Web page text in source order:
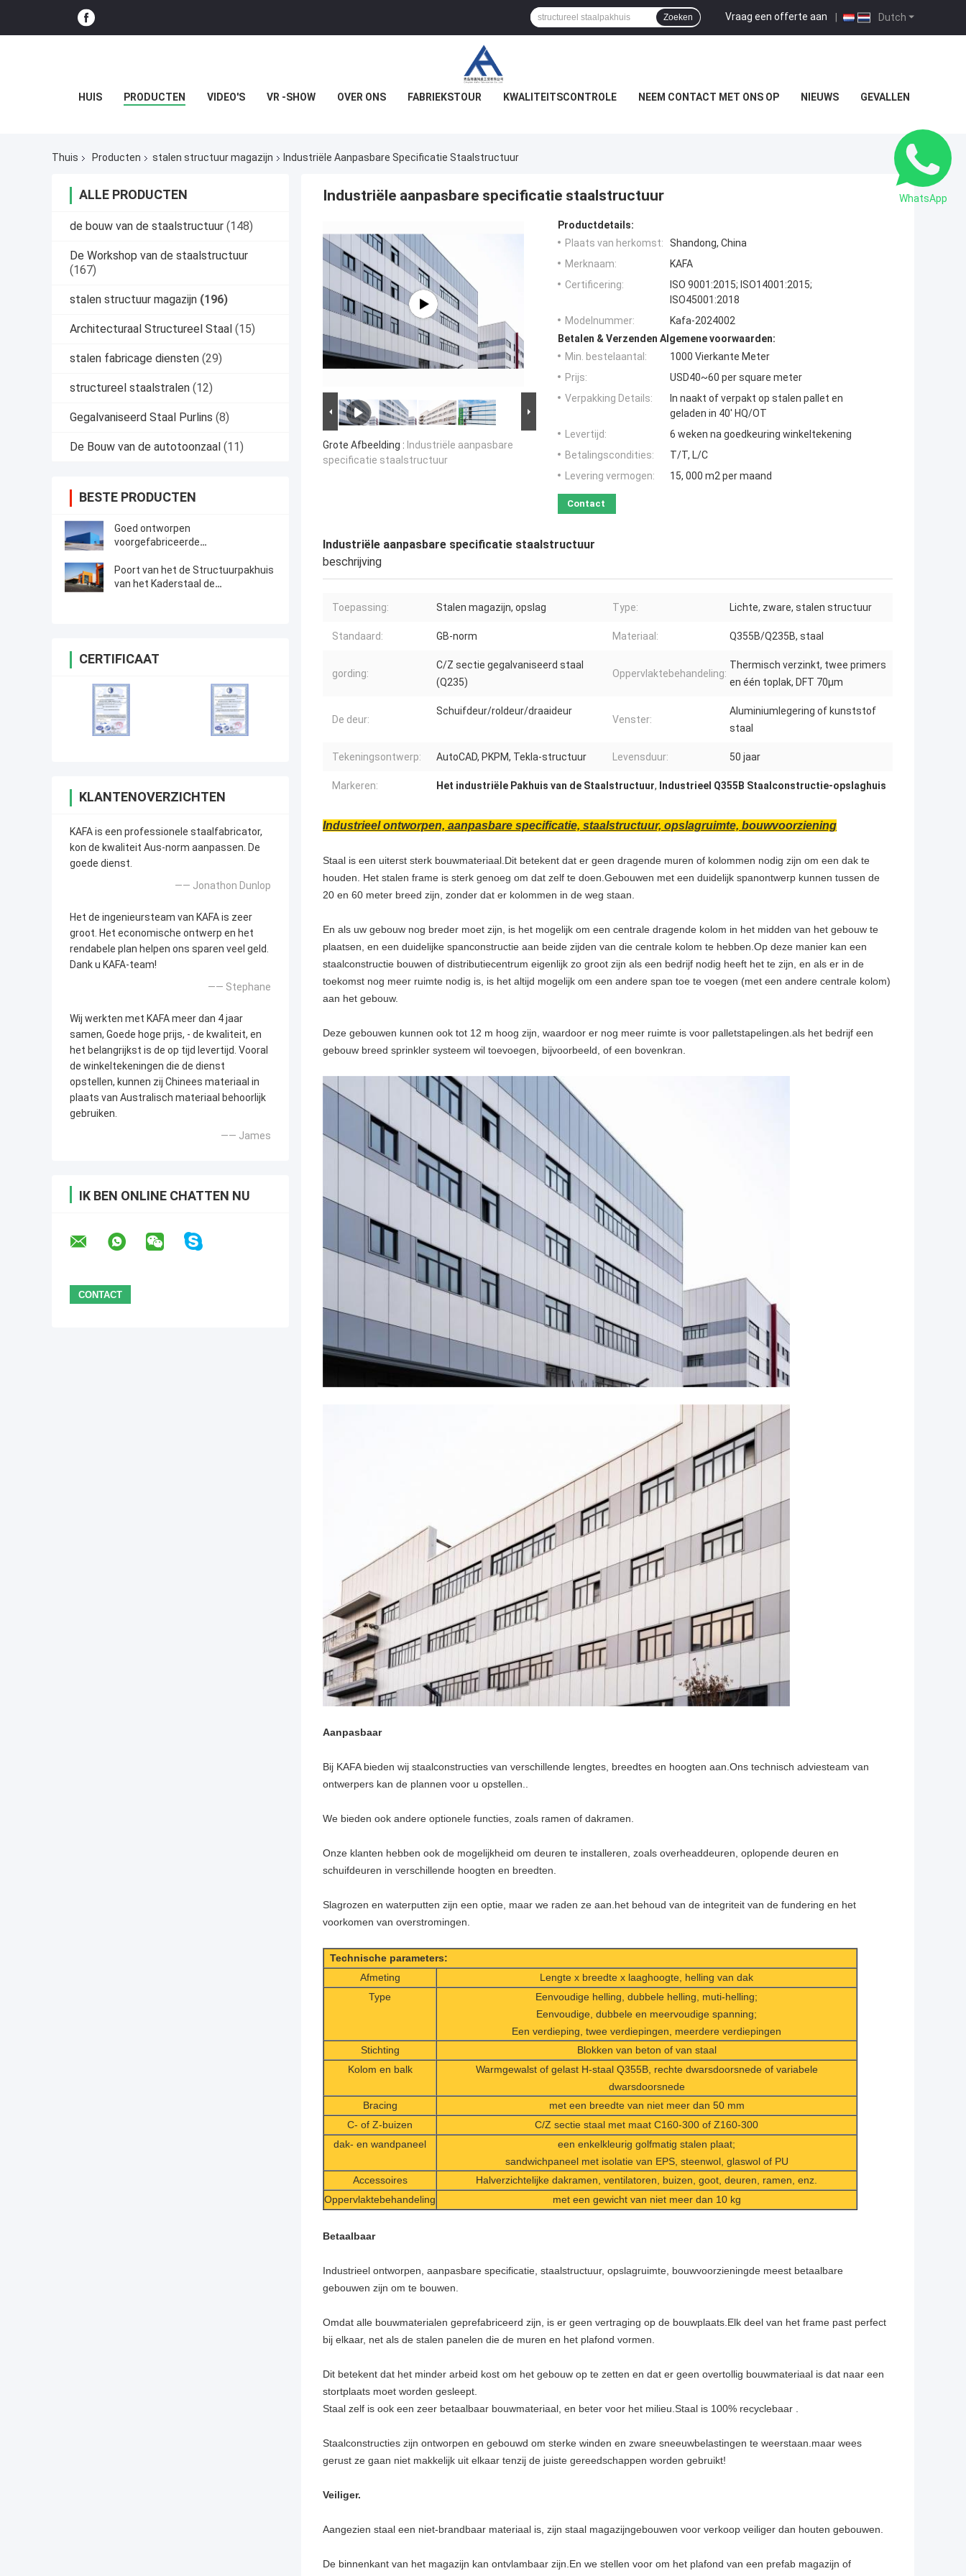
Dutch
Vraag een offerte aan |
Zoeken
HUIS PRODUCTEN VIDEO'S VR -SHOW OVER ONS FABRIEKSTOUR KWALITEITSCONTROLE NEEM CONTACT MET ONS OP NIEUWS GEVALLEN
Thuis Producten stalen structuur magazijn Industriële Aanpasbare Specificatie Staalstructuur
ALLE PRODUCTEN
de bouw van de staalstructuur (148)
De Workshop van de staalstructuur
(167)
stalen structuur magazijn (196)
Architecturaal Structureel Staal (15)
stalen fabricage diensten (29)
structureel staalstralen (12)
Gegalvaniseerd Staal Purlins (8)
De Bouw van de autotoonzaal (11)
BESTE PRODUCTEN
Goed ontworpen
voorgefabriceerde
Poort van het de Structuurpakhuis
van het Kaderstaal de
CERTIFICAAT
KLANTENOVERZICHTEN
KAFA is een professionele staalfabricator,
kon de kwaliteit Aus-norm aanpassen. De
goede dienst.
—— Jonathon Dunlop
Het de ingenieursteam van KAFA is zeer
groot. Het economische ontwerp en het
rendabele plan helpen ons sparen veel geld.
Dank u KAFA-team!
—— Stephane
Wij werkten met KAFA meer dan 4 jaar
samen, Goede hoge prijs, - de kwaliteit, en
het belangrijkst is de op tijd levertijd. Vooral
de winkeltekeningen die de dienst
opstellen, kunnen zij Chinees materiaal in
plaats van Australisch materiaal behoorlijk
gebruiken.
—— James
IK BEN ONLINE CHATTEN NU
Industriële aanpasbare specificatie staalstructuur
Grote Afbeelding : Industriële aanpasbare
specificatie staalstructuur
Productdetails:
Plaats van herkomst:
Shandong, China
Merknaam:
KAFA
Certificering:
ISO 9001:2015; ISO14001:2015;
ISO45001:2018
Modelnummer:
Kafa-2024002
Betalen & Verzenden Algemene voorwaarden:
Min. bestelaantal:
1000 Vierkante Meter
Prijs:
USD40~60 per square meter
Verpakking Details:
In naakt of verpakt op stalen pallet en
geladen in 40' HQ/OT
Levertijd:
6 weken na goedkeuring winkeltekening
Betalingscondities:
T/T, L/C
Levering vermogen:
15, 000 m2 per maand
Contact
Industriële aanpasbare specificatie staalstructuur
beschrijving
Toepassing: Stalen magazijn, opslag Type: Lichte, zware, stalen structuur
Standaard: GB-norm Materiaal: Q355B/Q235B, staal
gording:
C/Z sectie gegalvaniseerd staal
(Q235)
Oppervlaktebehandeling:
Thermisch verzinkt, twee primers
en één toplak, DFT 70μm
De deur:
Schuifdeur/roldeur/draaideur
Venster:
Aluminiumlegering of kunststof
staal
Tekeningsontwerp: AutoCAD, PKPM, Tekla-structuur Levensduur: 50 jaar
Markeren: Het industriële Pakhuis van de Staalstructuur, Industrieel Q355B Staalconstructie-opslaghuis
Industrieel ontworpen, aanpasbare specificatie, staalstructuur, opslagruimte, bouwvoorziening
Staal is een uiterst sterk bouwmateriaal.Dit betekent dat er geen dragende muren of kolommen nodig zijn om een dak te
houden. Het stalen frame is sterk genoeg om dat zelf te doen.Gebouwen met een duidelijk spanontwerp kunnen tussen de
20 en 60 meter breed zijn, zonder dat er kolommen in de weg staan.
En als uw gebouw nog breder moet zijn, is het mogelijk om een centrale dragende kolom in het midden van het gebouw te
plaatsen, en een duidelijke spanconstructie aan beide zijden van die centrale kolom te hebben.Op deze manier kan een
staalconstructie bouwen of distributiecentrum eigenlijk zo groot zijn als een bedrijf nodig heeft het te zijn, en als er in de
toekomst nog meer ruimte nodig is, is het altijd mogelijk om een andere span toe te voegen (met een andere centrale kolom)
aan het gebouw.
Deze gebouwen kunnen ook tot 12 m hoog zijn, waardoor er nog meer ruimte is voor palletstapelingen.als het bedrijf een
gebouw breed sprinkler systeem wil toevoegen, bijvoorbeeld, of een bovenkran.
Aanpasbaar
Bij KAFA bieden wij staalconstructies van verschillende lengtes, breedtes en hoogten aan.Ons technisch adviesteam van
ontwerpers kan de plannen voor u opstellen..
We bieden ook andere optionele functies, zoals ramen of dakramen.
Onze klanten hebben ook de mogelijkheid om deuren te installeren, zoals overheaddeuren, oplopende deuren en
schuifdeuren in verschillende hoogten en breedten.
Slagrozen en waterputten zijn een optie, maar we raden ze aan.het behoud van de integriteit van de fundering en het
voorkomen van overstromingen.
Technische parameters:
Afmeting
Lengte x breedte x laaghoogte, helling van dak
Type
Eenvoudige helling, dubbele helling, muti-helling;
Eenvoudige, dubbele en meervoudige spanning;
Een verdieping, twee verdiepingen, meerdere verdiepingen
Stichting
Blokken van beton of van staal
Kolom en balk
Warmgewalst of gelast H-staal Q355B, rechte dwarsdoorsnede of variabele
dwarsdoorsnede
Bracing
met een breedte van niet meer dan 50 mm
C- of Z-buizen
C/Z sectie staal met maat C160-300 of Z160-300
dak- en wandpaneel
een enkelkleurig golfmatig stalen plaat;
sandwichpaneel met isolatie van EPS, steenwol, glaswol of PU
Accessoires
Halverzichtelijke dakramen, ventilatoren, buizen, goot, deuren, ramen, enz.
Oppervlaktebehandeling
met een gewicht van niet meer dan 10 kg
Betaalbaar
Industrieel ontworpen, aanpasbare specificatie, staalstructuur, opslagruimte, bouwvoorzieningde meest betaalbare
gebouwen zijn om te bouwen.
Omdat alle bouwmaterialen geprefabriceerd zijn, is er geen vertraging op de bouwplaats.Elk deel van het frame past perfect
bij elkaar, net als de stalen panelen die de muren en het plafond vormen.
Dit betekent dat het minder arbeid kost om het gebouw op te zetten en dat er geen overtollig bouwmateriaal is dat naar een
stortplaats moet worden gesleept.
Staal zelf is ook een zeer betaalbaar bouwmateriaal, en beter voor het milieu.Staal is 100% recyclebaar .
Staalconstructies zijn ontworpen en gebouwd om sterke winden en zware sneeuwbelastingen te weerstaan.maar wees
gerust ze gaan niet makkelijk uit elkaar tenzij de juiste gereedschappen worden gebruikt!
Veiliger.
Aangezien staal een niet-brandbaar materiaal is, zijn staal magazijngebouwen voor verkoop veiliger dan houten gebouwen.
De binnenkant van het magazijn kan ontvlambaar zijn.En we stellen voor om het plafond van een prefab magazijn of
WhatsApp